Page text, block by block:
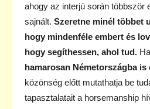
ahogy az interjú során többször
sajnált. Szeretne minél többet
hogy mindenféle embert és
hogy segíthessen, ahol tud.
hamarosan Németországba is
közönség előtt mutathatja be
tapasztalatait a horsemanship